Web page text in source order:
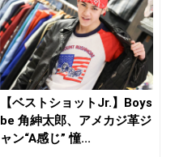
【ベストショットJr.】Boys
be 角紳太郎、アメカジ革ジ
ャン“A感じ” 憧...